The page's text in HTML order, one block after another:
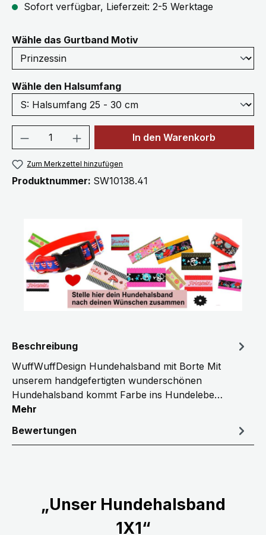
Sofort verfügbar, Lieferzeit: 2-5 Werktage
Wähle das Gurtband Motivauswählen
Wähle den Halsumfangauswählen
Produkt Anzahl: Gib denIn den Warenkorb
Zum Merkzettel hinzufügen
Produktnummer: SW10138.41
Beschreibung
WuffWuffDesign Hundehalsband mit Borte Mit
unserem handgefertigten wunderschönen
Hundehalsband kommt Farbe ins Hundelebe…
Mehr
Bewertungen
„Unser Hundehalsband
1X1“